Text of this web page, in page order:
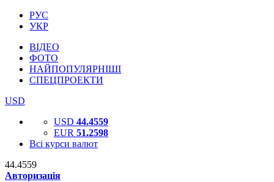
РУС
УКР
ВІДЕО
ФОТО
НАЙПОПУЛЯРНІШІ
СПЕЦПРОЕКТИ
USD
USD 44.4559
EUR 51.2598
Всі курси валют
44.4559
Авторизація